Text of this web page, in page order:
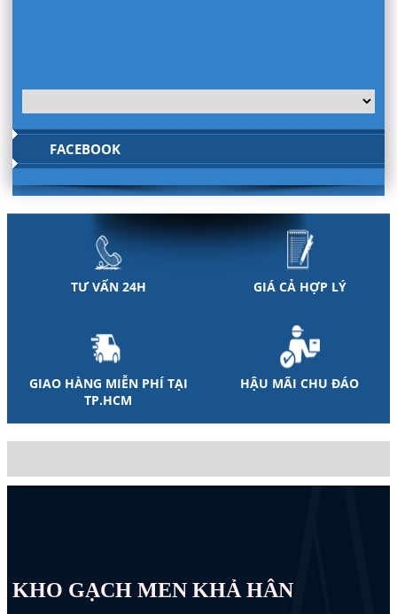
FACEBOOK
TƯ VẤN 24H GIÁ CẢ HỢP LÝ
GIAO HÀNG MIỄN PHÍ TẠI
TP.HCM
HẬU MÃI CHU ĐÁO
KHO GẠCH MEN KHẢ HÂN